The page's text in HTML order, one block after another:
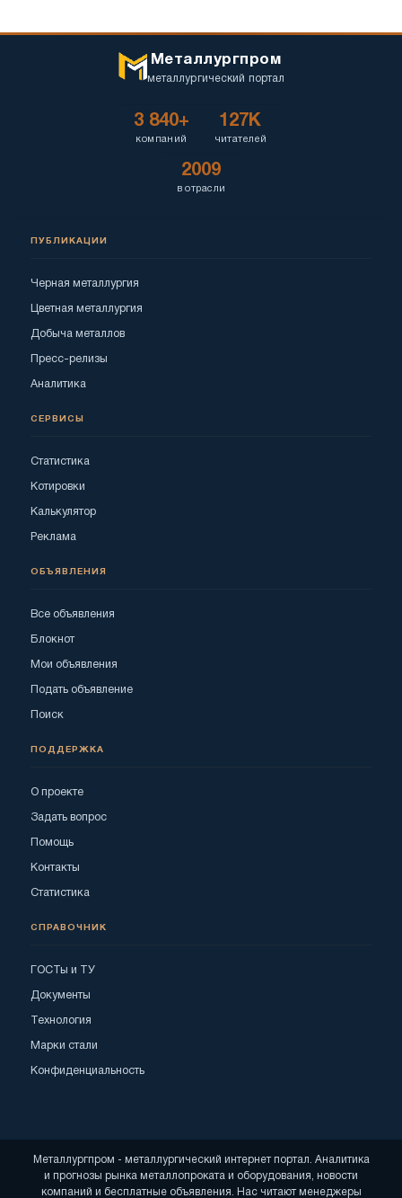
Металлургпром
металлургический портал
3 840+
компаний
127K
читателей
2009
в отрасли
ПУБЛИКАЦИИ
Черная металлургия
Цветная металлургия
Добыча металлов
Пресс-релизы
Аналитика
СЕРВИСЫ
Статистика
Котировки
Калькулятор
Реклама
ОБЪЯВЛЕНИЯ
Все объявления
Блокнот
Мои объявления
Подать объявление
Поиск
ПОДДЕРЖКА
О проекте
Задать вопрос
Помощь
Контакты
Статистика
СПРАВОЧНИК
ГОСТы и ТУ
Документы
Технология
Марки стали
Конфиденциальность
Металлургпром - металлургический интернет портал. Аналитика
и прогнозы рынка металлопроката и оборудования, новости
компаний и бесплатные объявления. Нас читают менеджеры